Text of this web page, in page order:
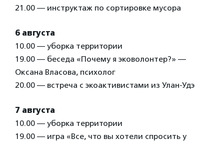
21.00 — инструктаж по сортировке мусора
6 августа
10.00 — уборка территории
19.00 — беседа «Почему я эковолонтер?» —
Оксана Власова, психолог
20.00 — встреча с экоактивистами из Улан-Удэ
7 августа
10.00 — уборка территории
19.00 — игра «Все, что вы хотели спросить у